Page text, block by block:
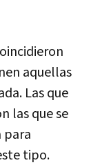
aquellas
Las que
las que se
para
tipo.